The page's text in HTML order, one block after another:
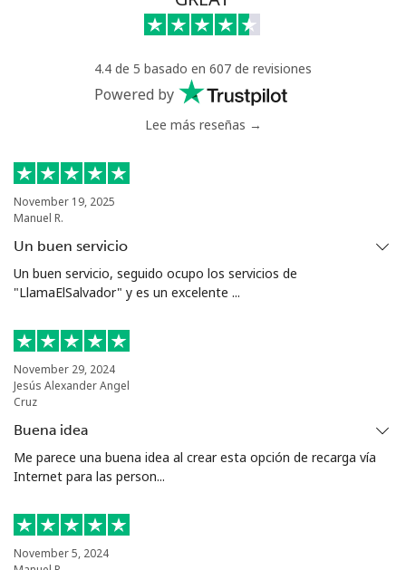
55 min por ⁦£10⁩
⁦10.5p⁩ 95 min por ⁦£10⁩
Celular ⁦1.6p⁩
Portugal
Línea fija ⁦1.5p⁩ 665 min por ⁦£10⁩
Celular ⁦2.9p⁩
Puerto Rico
All
country
4.4 de 5 basado en 607 de revisiones
Powered by
Lee más reseñas →
November 19, 2025
Manuel R.
Un buen servicio
Un buen servicio, seguido ocupo los servicios de
"LlamaElSalvador" y es un excelente ...
November 29, 2024
Jesús Alexander Angel
Cruz
Buena idea
Me parece una buena idea al crear esta opción de recarga vía
Internet para las person...
November 5, 2024